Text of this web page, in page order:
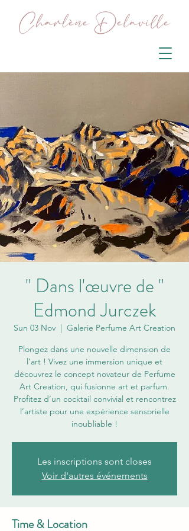
" Dans l'œuvre de "
Edmond Jurczek
Sun 03 Nov
  |
Galerie Perfume Art Creation
Plongez dans une nouvelle dimension de
l’art ! Vivez une immersion unique et
découvrez le concept novateur de Perfume
Art Creation, qui fusionne art et parfum.
Profitez d’un cocktail convivial et rencontrez
l’artiste pour une expérience sensorielle
inoubliable !
Les inscriptions sont closes
Voir d'autres événements
Time & Location